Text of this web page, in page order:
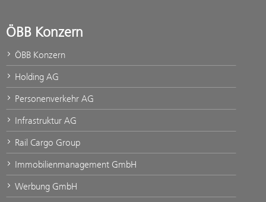
ÖBB Konzern
ÖBB Konzern
Holding AG
Personenverkehr AG
Infrastruktur AG
Rail Cargo Group
Immobilienmanagement GmbH
Werbung GmbH